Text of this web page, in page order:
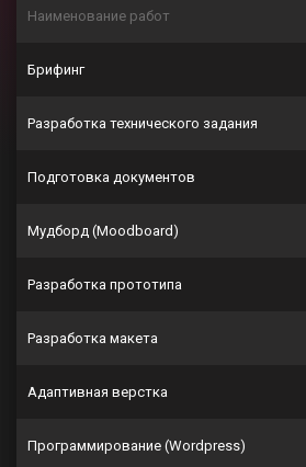
Наименование работ
Брифинг
Разработка технического задания
Подготовка документов
Мудборд (Moodboard)
Разработка прототипа
Разработка макета
Адаптивная верстка
Программирование (Wordpress)